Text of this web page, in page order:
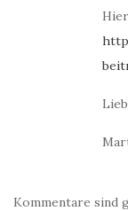
Kommentare sind